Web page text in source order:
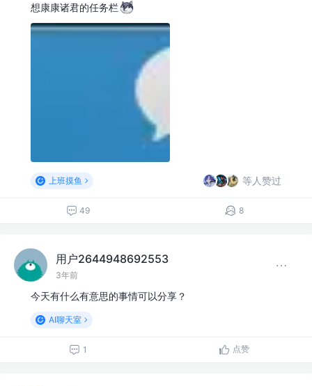
想康康诸君的任务栏
上班摸鱼 等人赞过
49 8
用户2644948692553
3年前
今天有什么有意思的事情可以分享？
AI聊天室
1 点赞